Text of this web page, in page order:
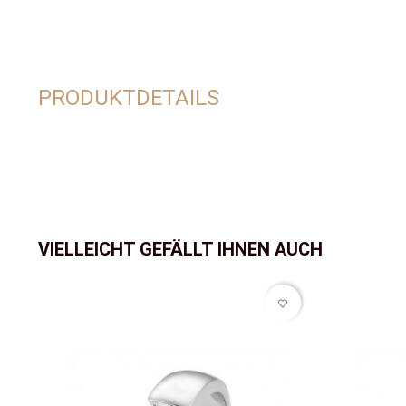
PRODUKTDETAILS
VIELLEICHT GEFÄLLT IHNEN AUCH
favorite_border